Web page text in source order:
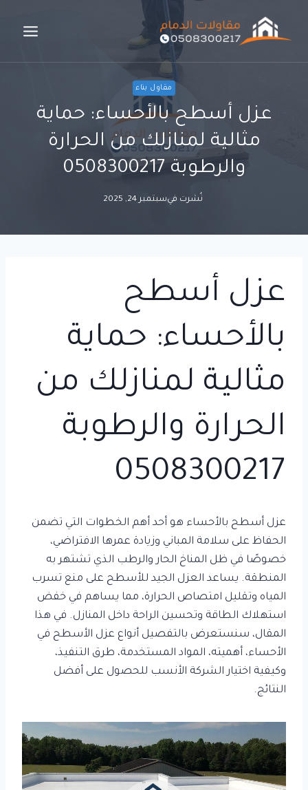
مقاول بناء
عزل أسطح بالأحساء: حماية
مثالية لمنازلك من الحرارة
والرطوبة 0508300217
نُشرت فيسبتمبر 24, 2025
عزل أسطح
بالأحساء: حماية
مثالية لمنازلك من
الحرارة والرطوبة
0508300217
عزل أسطح بالأحساء هو أحد أهم الخطوات التي تضمن
الحفاظ على سلامة المباني وزيادة عمرها الافتراضي،
خصوصًا في ظل المناخ الحار والرطب الذي تشتهر به
المنطقة. يساعد العزل الجيد للأسطح على منع تسرب
المياه وتقليل امتصاص الحرارة، مما يساهم في خفض
استهلاك الطاقة وتحسين الراحة داخل المنازل. في هذا
المقال، سنستعرض بالتفصيل أنواع عزل الأسطح في
الأحساء، أهميته، المواد المستخدمة، طرق التنفيذ،
وكيفية اختيار الشركة الأنسب للحصول على أفضل
النتائج.